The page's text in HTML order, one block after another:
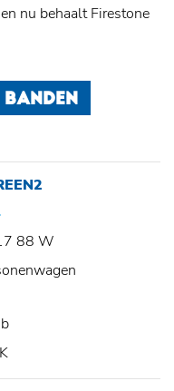
nu behaalt Firestone
88 W